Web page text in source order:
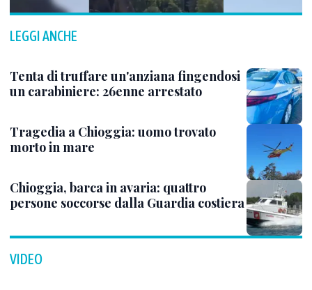
LEGGI ANCHE
Tenta di truffare un'anziana fingendosi
un carabiniere: 26enne arrestato
Tragedia a Chioggia: uomo trovato
morto in mare
Chioggia, barca in avaria: quattro
persone soccorse dalla Guardia costiera
VIDEO